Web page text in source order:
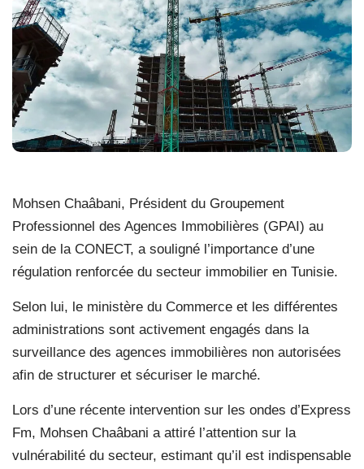
Mohsen Chaâbani, Président du Groupement
Professionnel des Agences Immobilières (GPAI) au
sein de la CONECT, a souligné l’importance d’une
régulation renforcée du secteur immobilier en Tunisie.
Selon lui, le ministère du Commerce et les différentes
administrations sont activement engagés dans la
surveillance des agences immobilières non autorisées
afin de structurer et sécuriser le marché.
Lors d’une récente intervention sur les ondes d’Express
Fm, Mohsen Chaâbani a attiré l’attention sur la
vulnérabilité du secteur, estimant qu’il est indispensable